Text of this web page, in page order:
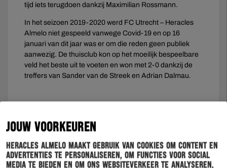
JOUW VOORKEUREN
Heracles Almelo maakt gebruik van cookies om content en
advertenties te personaliseren, om functies voor social
media te bieden en om ons websiteverkeer te analyseren.
tijd iets terugdoen dankzij Maximilian Rossmann.
In het seizoen 2019-2020 werd FC Utrecht – Heracles
Almelo niet gespeeld vanwege Covid-19 en op 16
januari van dit jaar was er om die reden geen publiek
aanwezig. De thuisclub kon op het moeilijk bespeelbare
veld het beste uit te voeten en won met 2-0 dankzij de
treffers van Sander van de Streek en Adrian Dalmau.